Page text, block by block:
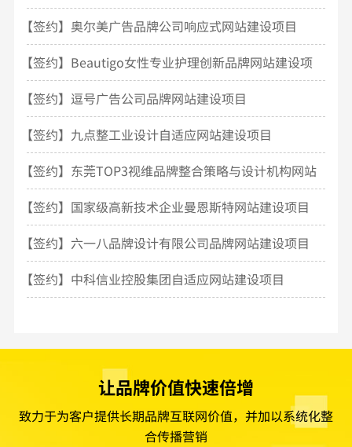
【签约】奥尔美广告品牌公司响应式网站建设项目
【签约】Beautigo女性专业护理创新品牌网站建设项
目
【签约】逗号广告公司品牌网站建设项目
【签约】九点整工业设计自适应网站建设项目
【签约】东莞TOP3视维品牌整合策略与设计机构网站
建设
【签约】国家级高新技术企业曼恩斯特网站建设项目
【签约】六一八品牌设计有限公司品牌网站建设项目
【签约】中科信业控股集团自适应网站建设项目
让品牌价值快速倍增
致力于为客户提供长期品牌互联网价值，并加以系统化整
合传播营销